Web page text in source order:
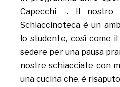
Capecchi -. Il nostro
Schiaccinoteca è un
lo studente, così come
sedere per una pausa
nostre schiacciate con
una cucina che, è